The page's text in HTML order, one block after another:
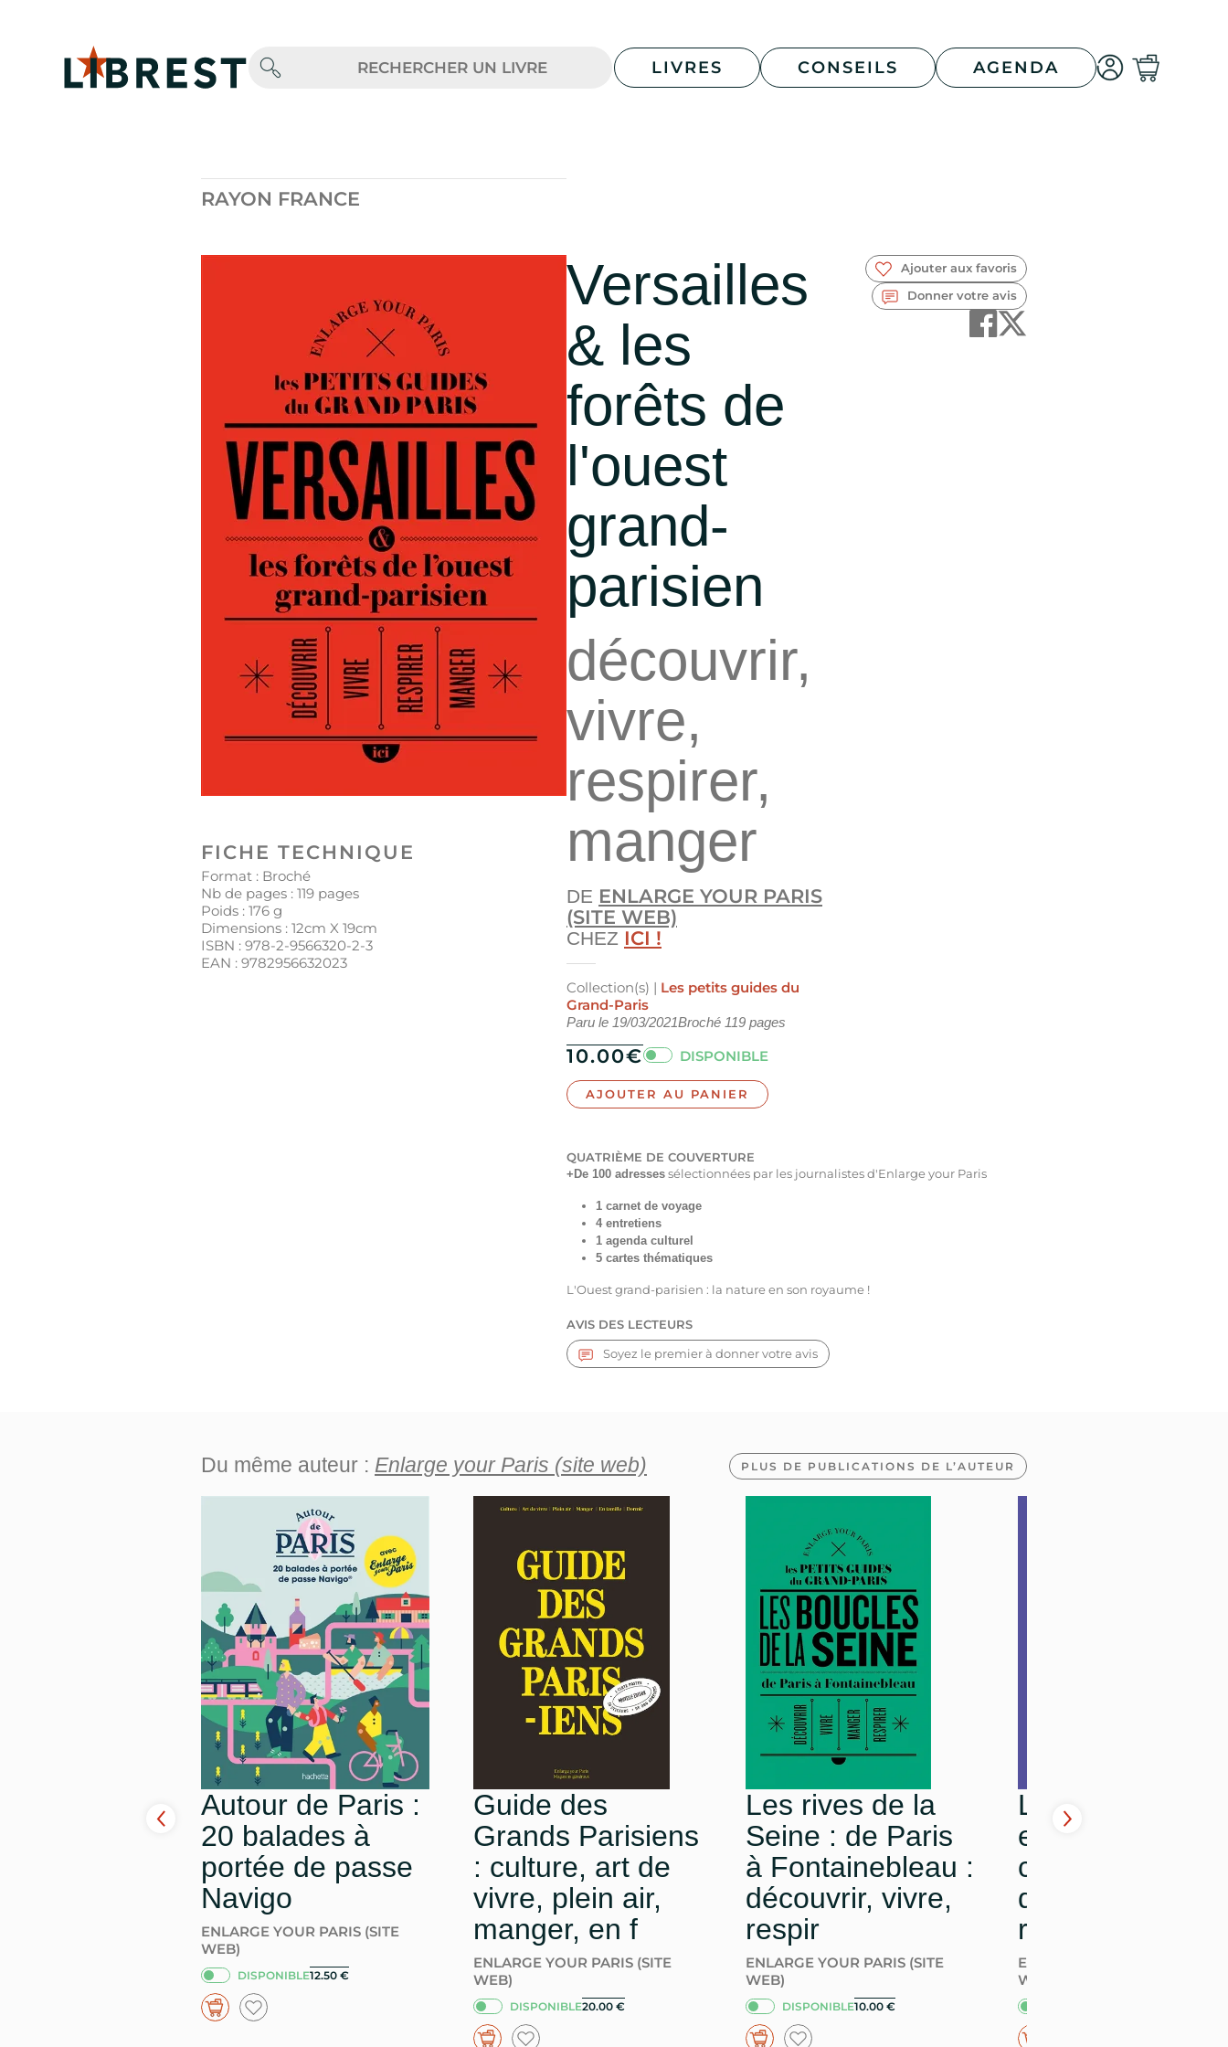
LIVRES CONSEILS AGENDA
RAYON FRANCE
FICHE TECHNIQUE
Format : Broché
Nb de pages : 119 pages
Poids : 176 g
Dimensions : 12cm X 19cm
ISBN : 978-2-9566320-2-3
EAN : 9782956632023
Versailles
& les
forêts de
l'ouest
grand-
parisien
découvrir,
vivre,
respirer,
manger
DE ENLARGE YOUR PARIS
(SITE WEB)
CHEZ ICI !
Collection(s) | Les petits guides du
Grand-Paris
Paru le 19/03/2021Broché 119 pages
10.00€ DISPONIBLE
AJOUTER AU PANIER
QUATRIÈME DE COUVERTURE
+De 100 adresses sélectionnées par les journalistes d'Enlarge your Paris
1 carnet de voyage
4 entretiens
1 agenda culturel
5 cartes thématiques
L'Ouest grand-parisien : la nature en son royaume !
AVIS DES LECTEURS
Soyez le premier à donner votre avis
Du même auteur : Enlarge your Paris (site web)
Autour de Paris :
20 balades à
portée de passe
Navigo
ENLARGE YOUR PARIS (SITE
WEB)
DISPONIBLE12.50 €
Guide des
Grands Parisiens
: culture, art de
vivre, plein air,
manger, en f
ENLARGE YOUR PARIS (SITE
WEB)
DISPONIBLE20.00 €
Les rives de la
Seine : de Paris
à Fontainebleau :
découvrir, vivre,
respir
ENLARGE YOUR PARIS (SITE
WEB)
DISPONIBLE10.00 €
Le Vexin
entre Seine et
campagne :
découvrir, vivre,
respirer, man
ENLARGE YOUR PARIS (SITE
WEB)
PLUS DE PUBLICATIONS DE L’AUTEUR